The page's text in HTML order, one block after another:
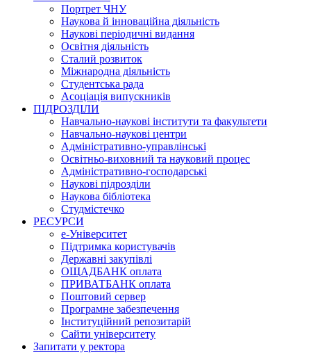
Портрет ЧНУ
Наукова й інноваційна діяльність
Наукові періодичні видання
Освітня діяльність
Сталий розвиток
Міжнародна діяльність
Студентська рада
Асоціація випускників
ПІДРОЗДІЛИ
Навчально-наукові інститути та факультети
Навчально-наукові центри
Адміністративно-управлінські
Освітньо-виховний та науковий процес
Адміністративно-господарські
Наукові підрозділи
Наукова бібліотека
Студмістечко
РЕСУРСИ
е-Університет
Підтримка користувачів
Державні закупівлі
ОЩАДБАНК оплата
ПРИВАТБАНК оплата
Поштовий сервер
Програмне забезпечення
Інституційний репозитарій
Сайти університету
Запитати у ректора